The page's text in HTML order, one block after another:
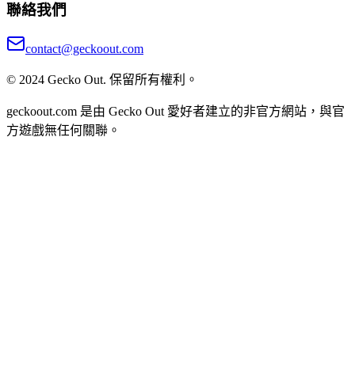
聯絡我們
contact@geckoout.com
© 2024 Gecko Out. 保留所有權利。
geckoout.com 是由 Gecko Out 愛好者建立的非官方網站，與官
方遊戲無任何關聯。